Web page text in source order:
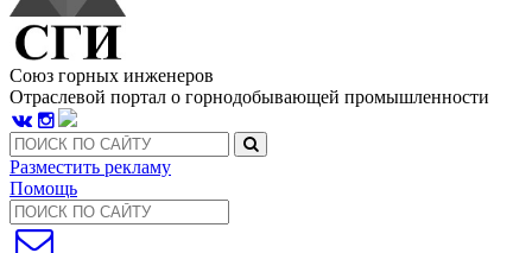
Союз горных инженеров
Отраслевой портал о горнодобывающей промышленности
Разместить рекламу
Помощь